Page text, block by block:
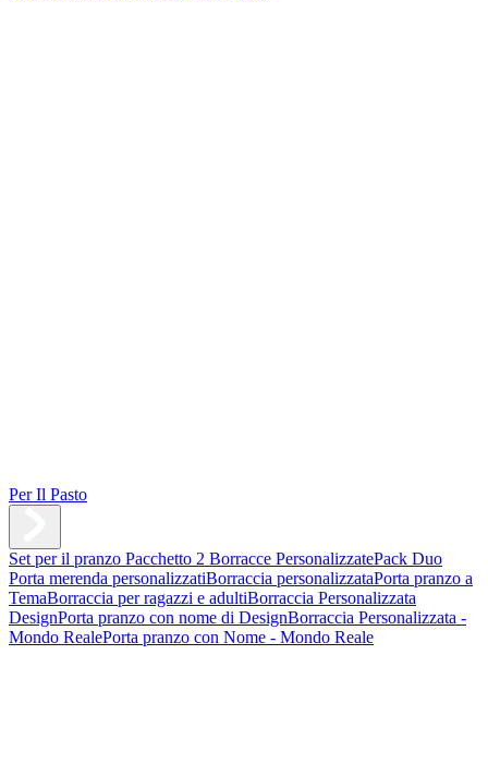
Per Il Pasto
Set per il pranzo Pacchetto 2 Borracce PersonalizzatePack Duo
Porta merenda personalizzatiBorraccia personalizzataPorta pranzo a
TemaBorraccia per ragazzi e adultiBorraccia Personalizzata
DesignPorta pranzo con nome di DesignBorraccia Personalizzata -
Mondo RealePorta pranzo con Nome - Mondo Reale